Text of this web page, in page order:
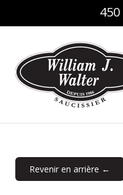
450
Revenir en arrière ←